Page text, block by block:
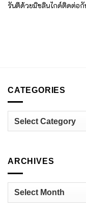
รันตีด้วยมิชลินไกด์ติดต่อกั
CATEGORIES
Categories
ARCHIVES
Archives